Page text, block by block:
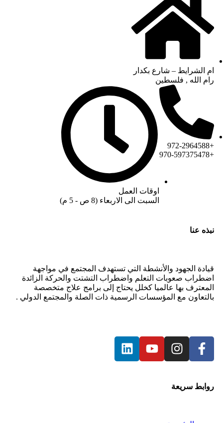
ام الشرايط – شارع بكدار
رام الله , فلسطين
+972-2964588
+970-597375478
اوقات العمل
السبت الى الاربعاء (8 ص - 5 م)
نبذه عنا
قيادة الجهود والأنشطة التي تستهدف المجتمع في مواجهة
اضطراب صعوبات التعلم واضطراب التشتت والحركة الزائدة
المعترف بها عالميا كخلل يحتاج إلى برامج علاج متخصصة
بالتعاون مع المؤسسات الرسمية ذات الصلة والمجتمع الدولي .
روابط سريعة